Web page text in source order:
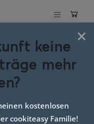
×
keine
mehr
kostenlosen
cookiteasy Familie!